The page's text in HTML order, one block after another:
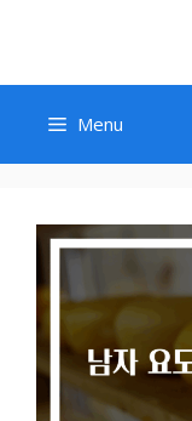
content
Menu